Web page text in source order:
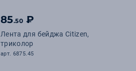
85.50 ₽
Лента для бейджа Citizen,
триколор
арт. 6875.45